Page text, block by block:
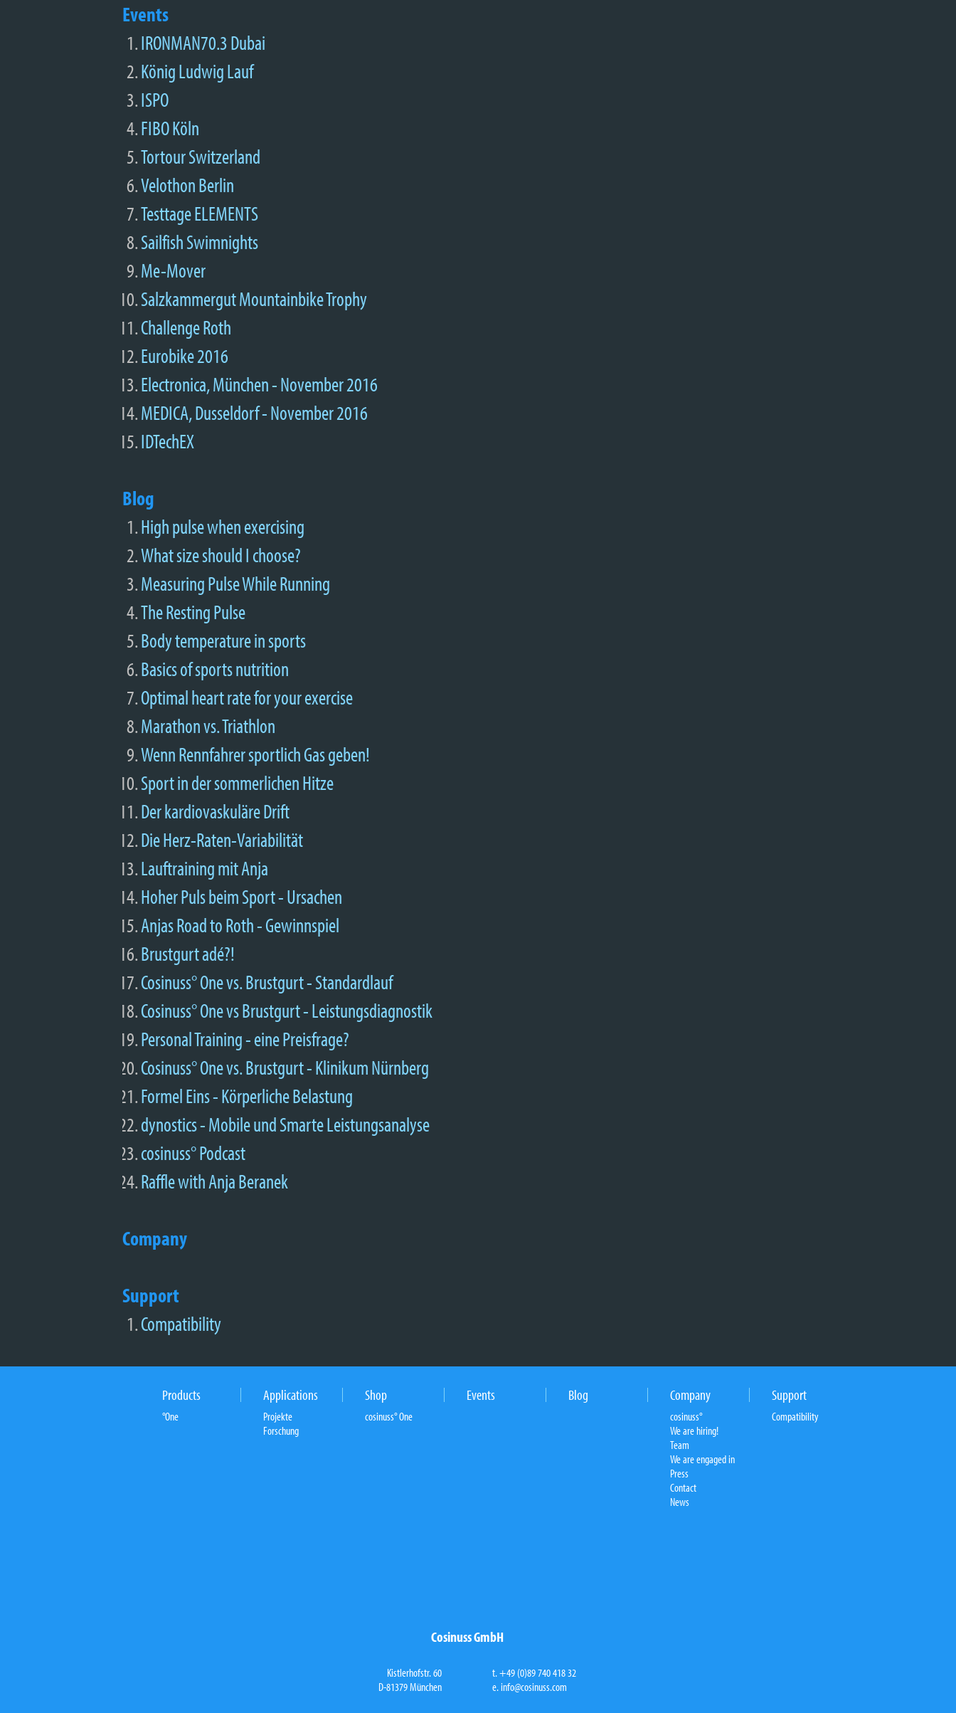
Events
IRONMAN70.3 Dubai
König Ludwig Lauf
ISPO
FIBO Köln
Tortour Switzerland
Velothon Berlin
Testtage ELEMENTS
Sailfish Swimnights
Me-Mover
Salzkammergut Mountainbike Trophy
Challenge Roth
Eurobike 2016
Electronica, München - November 2016
MEDICA, Dusseldorf - November 2016
IDTechEX
Blog
High pulse when exercising
What size should I choose?
Measuring Pulse While Running
The Resting Pulse
Body temperature in sports
Basics of sports nutrition
Optimal heart rate for your exercise
Marathon vs. Triathlon
Wenn Rennfahrer sportlich Gas geben!
Sport in der sommerlichen Hitze
Der kardiovaskuläre Drift
Die Herz-Raten-Variabilität
Lauftraining mit Anja
Hoher Puls beim Sport - Ursachen
Anjas Road to Roth - Gewinnspiel
Brustgurt adé?!
Cosinuss° One vs. Brustgurt - Standardlauf
Cosinuss° One vs Brustgurt - Leistungsdiagnostik
Personal Training - eine Preisfrage?
Cosinuss° One vs. Brustgurt - Klinikum Nürnberg
Formel Eins - Körperliche Belastung
dynostics - Mobile und Smarte Leistungsanalyse
cosinuss° Podcast
Raffle with Anja Beranek
Company
Support
Compatibility
Products
°One
Applications
Projekte
Forschung
Shop
cosinuss° One
Events Blog Company
cosinuss°
We are hiring!
Team
We are engaged in
Press
Contact
News
Support
Compatibility
Cosinuss GmbH
Kistlerhofstr. 60
D-81379 München
t. +49 (0)89 740 418 32
e.info@cosinuss.com